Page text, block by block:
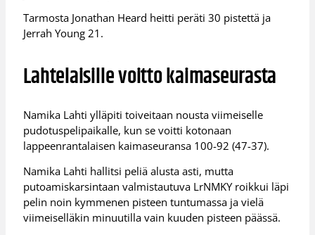
Tarmosta Jonathan Heard heitti peräti 30 pistettä ja
Jerrah Young 21.
Lahtelaisille voitto kaimaseurasta
Namika Lahti ylläpiti toiveitaan nousta viimeiselle
pudotuspelipaikalle, kun se voitti kotonaan
lappeenrantalaisen kaimaseuransa 100-92 (47-37).
Namika Lahti hallitsi peliä alusta asti, mutta
putoamiskarsintaan valmistautuva LrNMKY roikkui läpi
pelin noin kymmenen pisteen tuntumassa ja vielä
viimeiselläkin minuutilla vain kuuden pisteen päässä.